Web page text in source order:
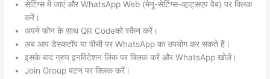
सेटिंग्स में जाएं और WhatsApp Web (मेनू-सेटिंग्स-व्हाट्सएप वेब) पर क्लिक
करें।
अपने फोन के साथ QR Codeको स्कैन करें।
अब आप डेस्कटॉप या पीसी पर WhatsApp का उपयोग कर सकते हैं।
इसके बाद ग्रुप इनविटेशन लिंक पर क्लिक करें और WhatsApp खोलें।
Join Group बटन पर क्लिक करें।